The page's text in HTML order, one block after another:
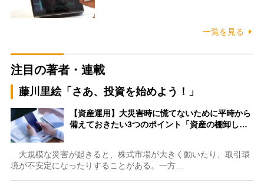
一覧を見る
注目の著者・連載
藤川里絵「さあ、投資を始めよう！」
【資産運用】大災害時に慌てないために平時から
備えておきたい3つのポイント「資産の棚卸し…
大規模な災害が起きると、株式市場が大きく動いたり、取引環
境が不安定になったりすることがある。一方…